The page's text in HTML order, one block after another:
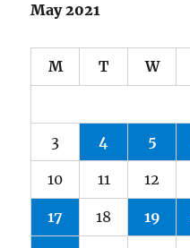
May 2021
M T W
3 4 5
10 11 12
17 18 19